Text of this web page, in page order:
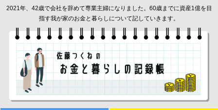
2021年、42歳で会社を辞めて専業主婦になりました。60歳までに資産1億を目
指す我が家のお金と暮らしについて記していきます。